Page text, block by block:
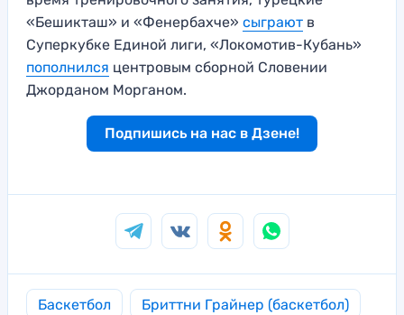
«Бешикташ» и «Фенербахче» сыграют в
Суперкубке Единой лиги, «Локомотив-Кубань»
пополнился центровым сборной Словении
Джорданом Морганом.
Подпишись на нас в Дзене!
Баскетбол Бриттни Грайнер (баскетбол)